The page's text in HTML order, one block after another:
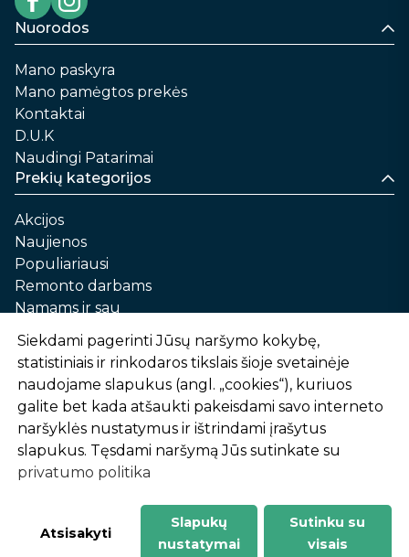
Nuorodos
Mano paskyra
Mano pamėgtos prekės
Kontaktai
D.U.K
Naudingi Patarimai
Prekių kategorijos
Akcijos
Naujienos
Populiariausi
Remonto darbams
Namams ir sau
Automobilių priežiūrai
Sodui ir daržui
Informacija
Apie mus
Prekių pirkimo – pardavimo taisyklės
Prekių pristatymas ir atsiėmimas
Garantinis aptarnavimas ir prekių grąžinimas
Privatumo politika
-
1
2
%
n
u
o
l
a
i
d
Siekdami pagerinti Jūsų naršymo kokybę,
statistiniais ir rinkodaros tikslais šioje svetainėje
naudojame slapukus (angl. „cookies“), kuriuos
galite bet kada atšaukti pakeisdami savo interneto
naršyklės nustatymus ir ištrindami įrašytus
slapukus. Tęsdami naršymą Jūs sutinkate su
privatumo politika
Atsisakyti
Slapukų
nustatymai
Sutinku su
visais